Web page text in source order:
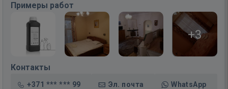
Примеры работ
+3
Контакты
+371 *** *** 99 Эл. почта WhatsApp